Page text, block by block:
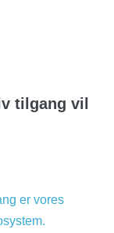
tilgang vil
er vores